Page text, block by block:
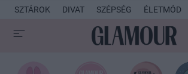
SZTÁROK DIVAT SZÉPSÉG ÉLETMÓD